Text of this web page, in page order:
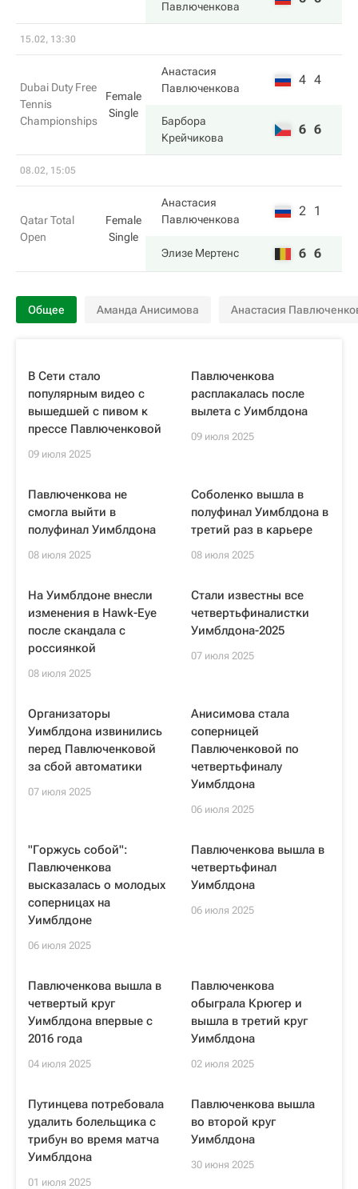
Павлюченкова
15.02, 13:30
Dubai Duty Free
Tennis
Championships
Female
Single
Анастасия
Павлюченкова
4 4
Барбора
Крейчикова
6 6
08.02, 15:05
Qatar Total
Open
Female
Single
Анастасия
Павлюченкова
2 1
Элизе Мертенс 6 6
Общее Аманда Анисимова Анастасия
В Сети стало
популярным видео с
вышедшей с пивом к
прессе Павлюченковой
09 июля 2025
Павлюченкова
расплакалась после
вылета с Уимблдона
09 июля 2025
Павлюченкова не
смогла выйти в
полуфинал Уимблдона
08 июля 2025
Соболенко вышла в
полуфинал Уимблдона в
третий раз в карьере
08 июля 2025
На Уимблдоне внесли
изменения в Hawk-Eye
после скандала с
россиянкой
08 июля 2025
Стали известны все
четвертьфиналистки
Уимблдона-2025
07 июля 2025
Организаторы
Уимблдона извинились
перед Павлюченковой
за сбой автоматики
07 июля 2025
Анисимова стала
соперницей
Павлюченковой по
четвертьфиналу
Уимблдона
06 июля 2025
"Горжусь собой":
Павлюченкова
высказалась о молодых
соперницах на
Уимблдоне
06 июля 2025
Павлюченкова вышла в
четвертьфинал
Уимблдона
06 июля 2025
Павлюченкова вышла в
четвертый круг
Уимблдона впервые с
2016 года
04 июля 2025
Павлюченкова
обыграла Крюгер и
вышла в третий круг
Уимблдона
02 июля 2025
Путинцева потребовала
удалить болельщика с
трибун во время матча
Уимблдона
01 июля 2025
Павлюченкова вышла
во второй круг
Уимблдона
30 июня 2025